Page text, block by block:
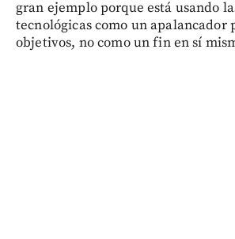
gran ejemplo porque está usando
tecnológicas como un apalancador
objetivos, no como un fin en sí